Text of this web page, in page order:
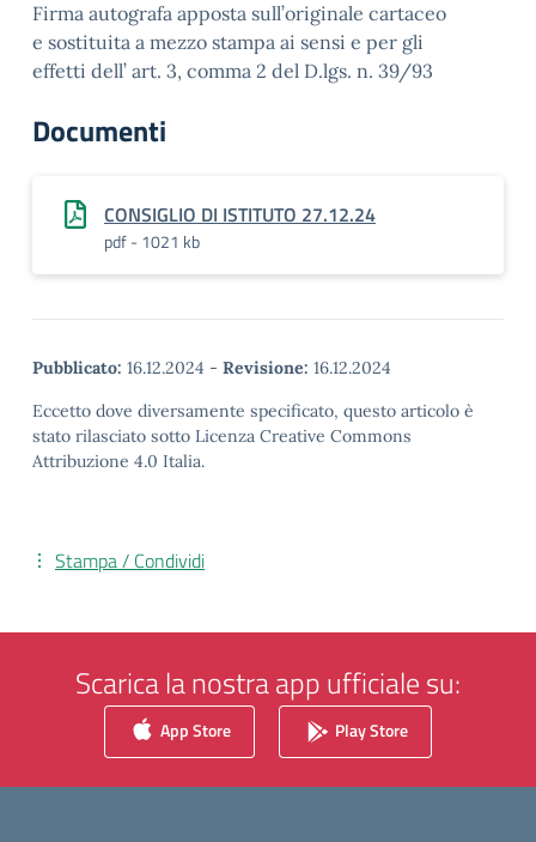
Firma autografa apposta sull’originale cartaceo
e sostituita a mezzo stampa ai sensi e per gli
effetti dell’ art. 3, comma 2 del D.lgs. n. 39/93
Documenti
CONSIGLIO DI ISTITUTO 27.12.24
pdf - 1021 kb
Pubblicato: 16.12.2024 - Revisione: 16.12.2024
Eccetto dove diversamente specificato, questo articolo è
stato rilasciato sotto Licenza Creative Commons
Attribuzione 4.0 Italia.
Stampa / Condividi
Scarica la nostra app ufficiale su:
App Store Play Store